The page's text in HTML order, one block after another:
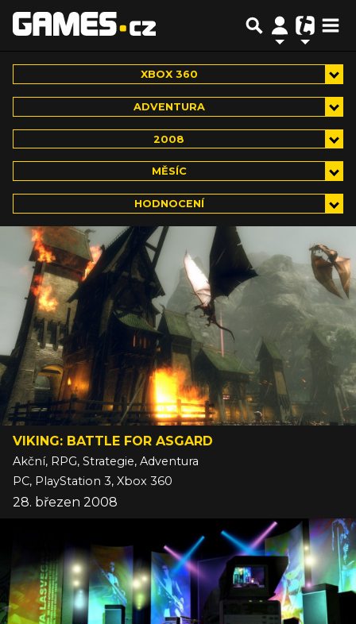
XBOX 360
ADVENTURA
2008
MĚSÍC
HODNOCENÍ
VIKING: BATTLE FOR ASGARD
Akční, RPG, Strategie, Adventura
PC, PlayStation 3, Xbox 360
28. březen 2008